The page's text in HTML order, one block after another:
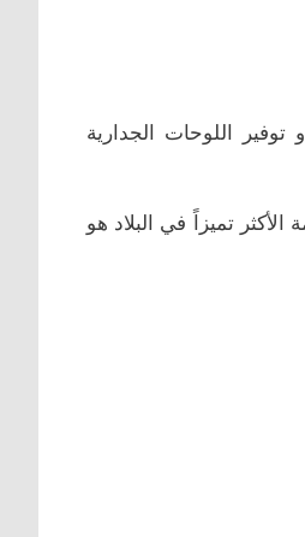
اللوحات الجدارية
تميزاً في البلاد هو